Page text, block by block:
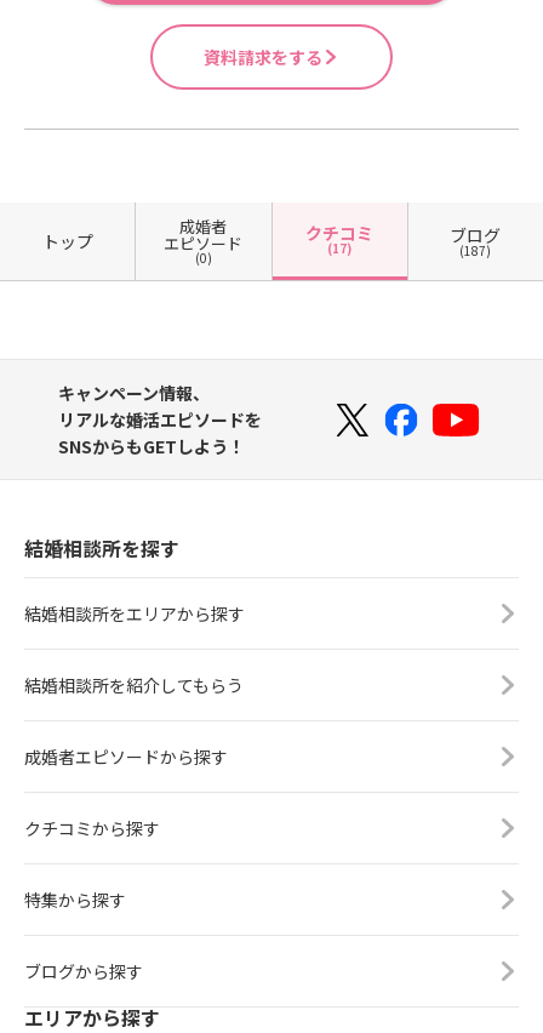
資料請求をする
トップ
成婚者
エピソード
(0)
クチコミ
(17)
ブログ
(187)
キャンペーン情報、
リアルな婚活エピソードを
SNSからもGETしよう！
結婚相談所を探す
結婚相談所をエリアから探す
結婚相談所を紹介してもらう
成婚者エピソードから探す
クチコミから探す
特集から探す
ブログから探す
エリアから探す